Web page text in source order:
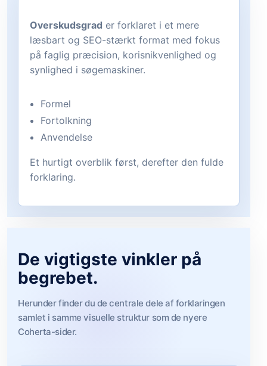
Overskudsgrad er forklaret i et mere
læsbart og SEO-stærkt format med fokus
på faglig præcision, korisnikvenlighed og
synlighed i søgemaskiner.
Formel
Fortolkning
Anvendelse
Et hurtigt overblik først, derefter den fulde
forklaring.
De vigtigste vinkler på
begrebet.
Herunder finder du de centrale dele af forklaringen
samlet i samme visuelle struktur som de nyere
Coherta-sider.